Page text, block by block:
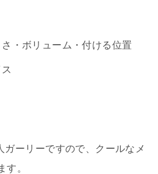
・ボリューム・付ける位置
ガーリーですので、クールなメ
す。